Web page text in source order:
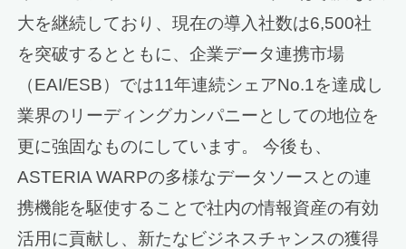
大を継続しており、現在の導入社数は6,500社
を突破するとともに、企業データ連携市場
（EAI/ESB）では11年連続シェアNo.1を達成し
業界のリーディングカンパニーとしての地位を
更に強固なものにしています。 今後も、
ASTERIA WARPの多様なデータソースとの連
携機能を駆使することで社内の情報資産の有効
活用に貢献し、新たなビジネスチャンスの獲得